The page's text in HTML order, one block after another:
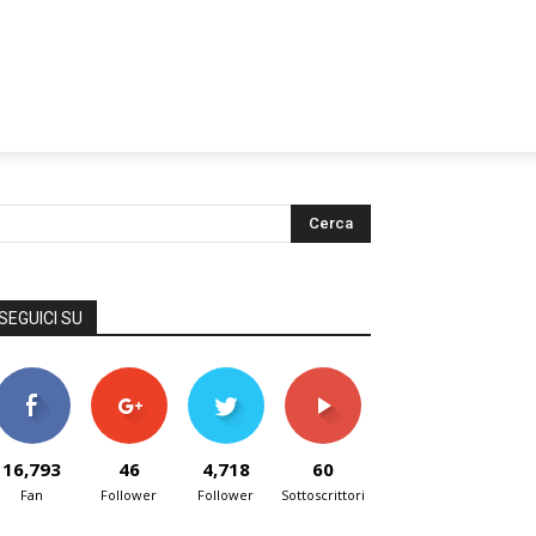
SU
16,793
Fan
46
Follower
4,718
Follower
60
Sottoscrittori